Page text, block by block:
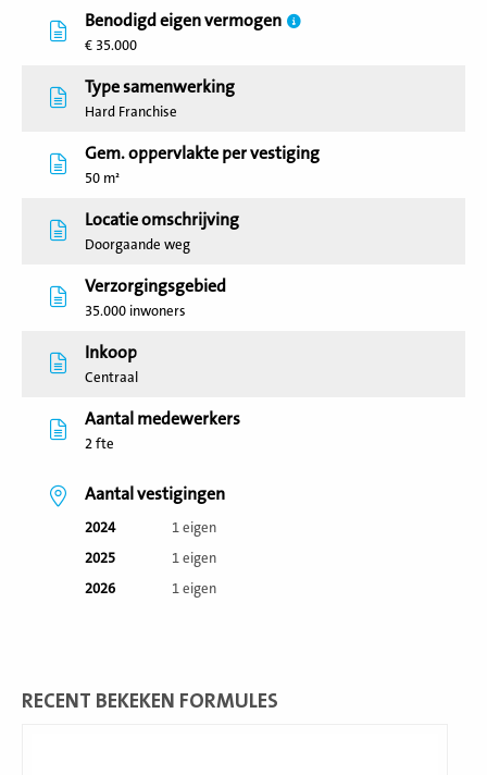
Benodigd eigen vermogen
€ 35.000
Type samenwerking
Hard Franchise
Gem. oppervlakte per vestiging
50 m²
Locatie omschrijving
Doorgaande weg
Verzorgingsgebied
35.000 inwoners
Inkoop
Centraal
Aantal medewerkers
2 fte
Aantal vestigingen
2024
1 eigen
2025
1 eigen
2026
1 eigen
RECENT BEKEKEN FORMULES